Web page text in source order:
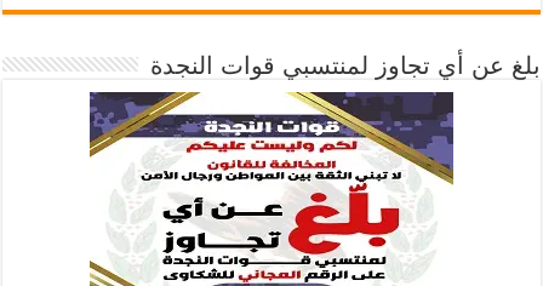
بلغ عن أي تجاوز لمنتسبي قوات النجدة